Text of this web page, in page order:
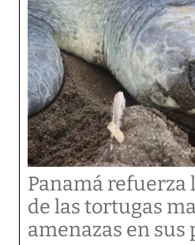
Panamá refuerza
de las tortugas
amenazas en sus